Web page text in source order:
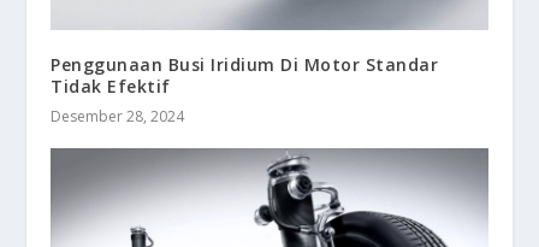
Penggunaan Busi Iridium Di Motor Standar
Tidak Efektif
Desember 28, 2024